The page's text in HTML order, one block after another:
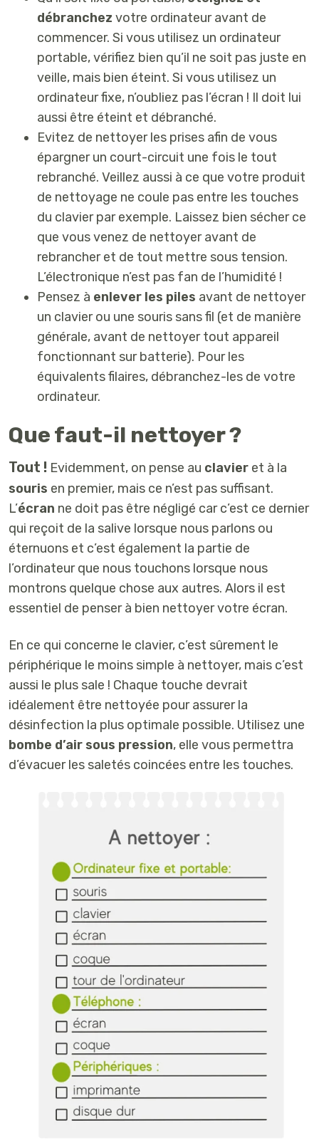
débranchez votre ordinateur avant de
commencer. Si vous utilisez un ordinateur
portable, vérifiez bien qu’il ne soit pas juste en
veille, mais bien éteint. Si vous utilisez un
ordinateur fixe, n’oubliez pas l’écran ! Il doit lui
aussi être éteint et débranché.
Evitez de nettoyer les prises afin de vous
épargner un court-circuit une fois le tout
rebranché. Veillez aussi à ce que votre produit
de nettoyage ne coule pas entre les touches
du clavier par exemple. Laissez bien sécher ce
que vous venez de nettoyer avant de
rebrancher et de tout mettre sous tension.
L’électronique n’est pas fan de l’humidité !
Pensez à enlever les piles avant de nettoyer
un clavier ou une souris sans fil (et de manière
générale, avant de nettoyer tout appareil
fonctionnant sur batterie). Pour les
équivalents filaires, débranchez-les de votre
ordinateur.
Que faut-il nettoyer ?
Tout ! Evidemment, on pense au clavier et à la
souris en premier, mais ce n’est pas suffisant.
L’écran ne doit pas être négligé car c’est ce dernier
qui reçoit de la salive lorsque nous parlons ou
éternuons et c’est également la partie de
l’ordinateur que nous touchons lorsque nous
montrons quelque chose aux autres. Alors il est
essentiel de penser à bien nettoyer votre écran.
En ce qui concerne le clavier, c’est sûrement le
périphérique le moins simple à nettoyer, mais c’est
aussi le plus sale ! Chaque touche devrait
idéalement être nettoyée pour assurer la
désinfection la plus optimale possible. Utilisez une
bombe d’air sous pression, elle vous permettra
d’évacuer les saletés coincées entre les touches.